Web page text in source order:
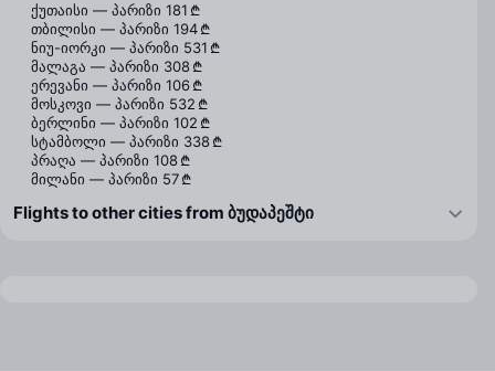
ქუთაისი — პარიზი 181 ₾
თბილისი — პარიზი 194 ₾
ნიუ-იორკი — პარიზი 531 ₾
მალაგა — პარიზი 308 ₾
ერევანი — პარიზი 106 ₾
მოსკოვი — პარიზი 532 ₾
ბერლინი — პარიზი 102 ₾
სტამბოლი — პარიზი 338 ₾
პრაღა — პარიზი 108 ₾
მილანი — პარიზი 57 ₾
Flights to other cities from ბუდაპეშტი